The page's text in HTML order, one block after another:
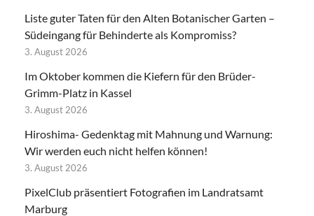
Liste guter Taten für den Alten Botanischer Garten –
Südeingang für Behinderte als Kompromiss?
3. August 2026
Im Oktober kommen die Kiefern für den Brüder-
Grimm-Platz in Kassel
3. August 2026
Hiroshima- Gedenktag mit Mahnung und Warnung:
Wir werden euch nicht helfen können!
3. August 2026
PixelClub präsentiert Fotografien im Landratsamt
Marburg